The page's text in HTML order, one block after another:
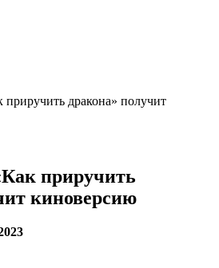
дракона» получит
приручить
киноверсию